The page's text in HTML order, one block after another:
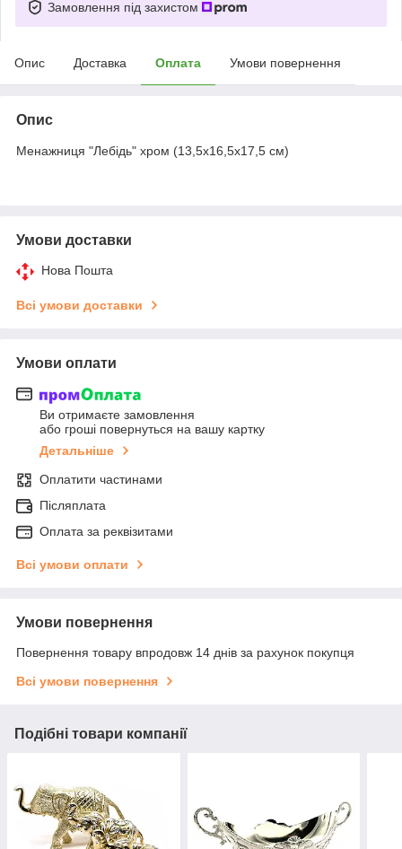
Замовлення під захистом
Опис Доставка Оплата Умови повернення
Опис
Менажниця "Лебідь" хром (13,5х16,5х17,5 см)
Умови доставки
Нова Пошта
Всі умови доставки
Умови оплати
Ви отримаєте замовлення
або гроші повернуться на вашу картку
Детальніше
Оплатити частинами
Післяплата
Оплата за реквізитами
Всі умови оплати
Умови повернення
Повернення товару впродовж 14 днів за рахунок покупця
Всі умови повернення
Подібні товари компанії